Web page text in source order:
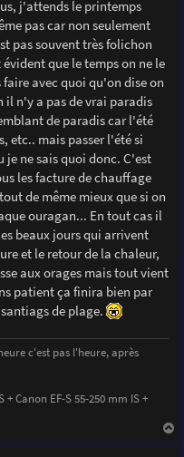
j'attends le printemps
pas car non seulement
pas souvent très folichon
que le temps on ne le
avec quoi qu'on dise on
il n'y a pas de vrai paradis
de paradis car l'été
etc.. mais passer l'été si
je ne sais quoi donc. C'est
les facture de chauffage
de même mieux que si on
ouragan... En tout cas il
beaux jours qui arrivent
et le retour de la chaleur,
aux orages mais tout vient
patient ça finira bien par
de plage.
c'est pas l'heure, après
+ Canon EF-S 55-250 mm IS +